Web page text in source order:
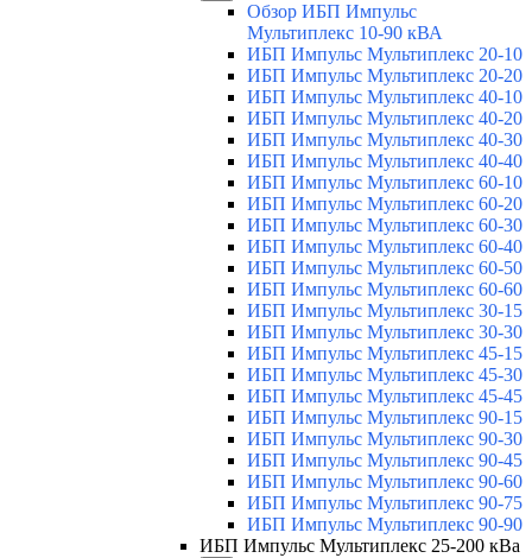
Обзор ИБП Импульс
Мультиплекс 10-90 кВА
ИБП Импульс Мультиплекс 20-10
ИБП Импульс Мультиплекс 20-20
ИБП Импульс Мультиплекс 40-10
ИБП Импульс Мультиплекс 40-20
ИБП Импульс Мультиплекс 40-30
ИБП Импульс Мультиплекс 40-40
ИБП Импульс Мультиплекс 60-10
ИБП Импульс Мультиплекс 60-20
ИБП Импульс Мультиплекс 60-30
ИБП Импульс Мультиплекс 60-40
ИБП Импульс Мультиплекс 60-50
ИБП Импульс Мультиплекс 60-60
ИБП Импульс Мультиплекс 30-15
ИБП Импульс Мультиплекс 30-30
ИБП Импульс Мультиплекс 45-15
ИБП Импульс Мультиплекс 45-30
ИБП Импульс Мультиплекс 45-45
ИБП Импульс Мультиплекс 90-15
ИБП Импульс Мультиплекс 90-30
ИБП Импульс Мультиплекс 90-45
ИБП Импульс Мультиплекс 90-60
ИБП Импульс Мультиплекс 90-75
ИБП Импульс Мультиплекс 90-90
ИБП Импульс Мультиплекс 25-200 кВа